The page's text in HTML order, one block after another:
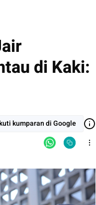
di Kaki:
kumparan di Google